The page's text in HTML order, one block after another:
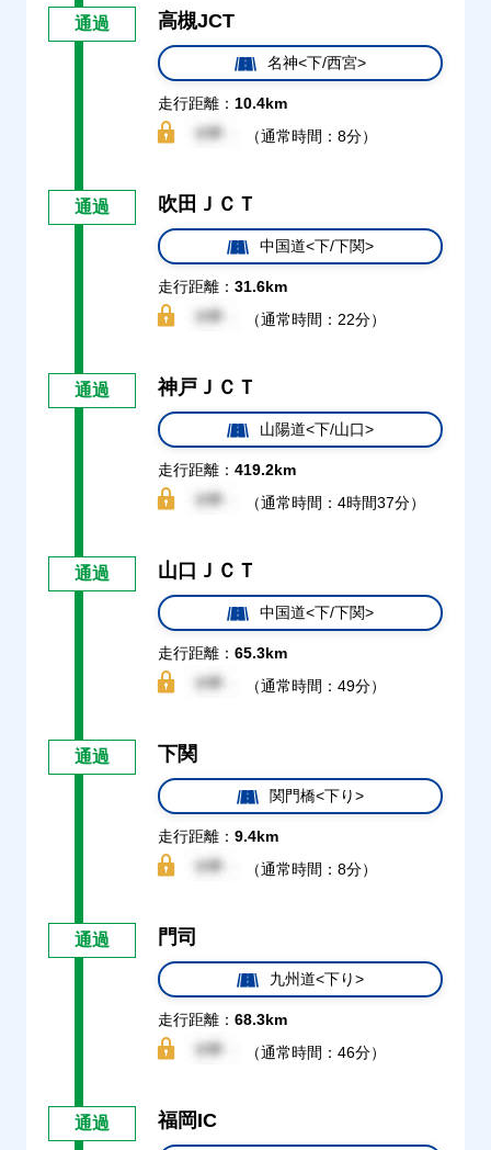
通過 高槻JCT
名神<下/西宮>
走行距離： 10.4km
（通常時間：8分）
通過 吹田ＪＣＴ
中国道<下/下関>
走行距離： 31.6km
（通常時間：22分）
通過 神戸ＪＣＴ
山陽道<下/山口>
走行距離： 419.2km
（通常時間：4時間37分）
通過 山口ＪＣＴ
中国道<下/下関>
走行距離： 65.3km
（通常時間：49分）
通過 下関
関門橋<下り>
走行距離： 9.4km
（通常時間：8分）
通過 門司
九州道<下り>
走行距離： 68.3km
（通常時間：46分）
通過 福岡IC